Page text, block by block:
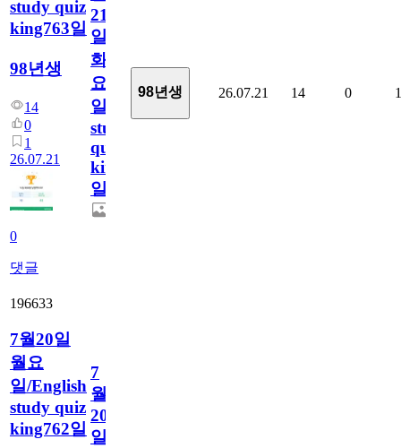
study quiz
king763일
98년생
14
0
1
26.07.21
0
댓글
21
일
화
요
일/English
study
quiz
king763
일
98년생 26.07.21 14 0 1
196633
7월20일
월요
일/English
study quiz
king762일
7
월
20
일